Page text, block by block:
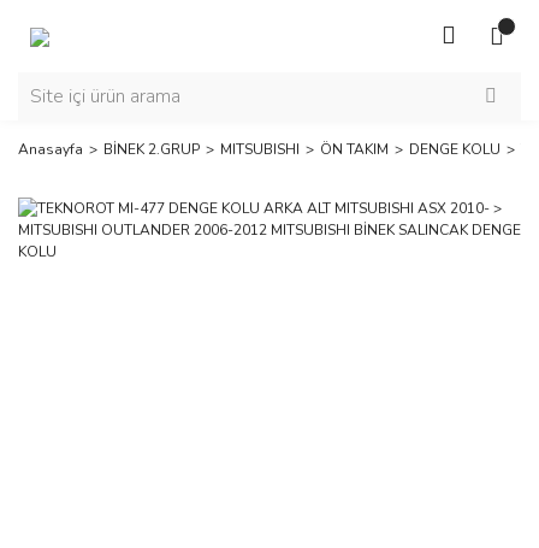
Anasayfa BİNEK 2.GRUP MITSUBISHI ÖN TAKIM DENGE KOLU